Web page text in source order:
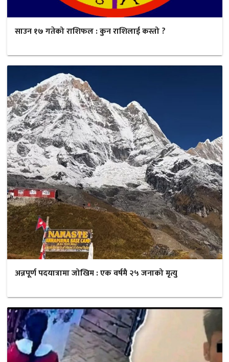
साउन १७ गतेको राशिफल : कुन राशिलाई कस्तो ?
अन्नपूर्ण पदयात्रामा जोखिम : एक वर्षमै २५ जनाको मृत्यु